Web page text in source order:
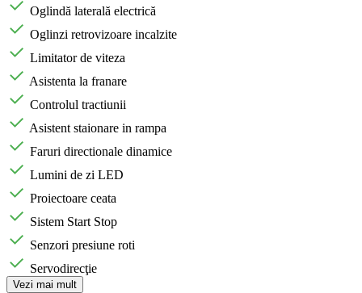
Oglindă laterală electrică
Oglinzi retrovizoare incalzite
Limitator de viteza
Asistenta la franare
Controlul tractiunii
Asistent staionare in rampa
Faruri directionale dinamice
Lumini de zi LED
Proiectoare ceata
Sistem Start Stop
Senzori presiune roti
Servodirecţie
Vezi mai mult